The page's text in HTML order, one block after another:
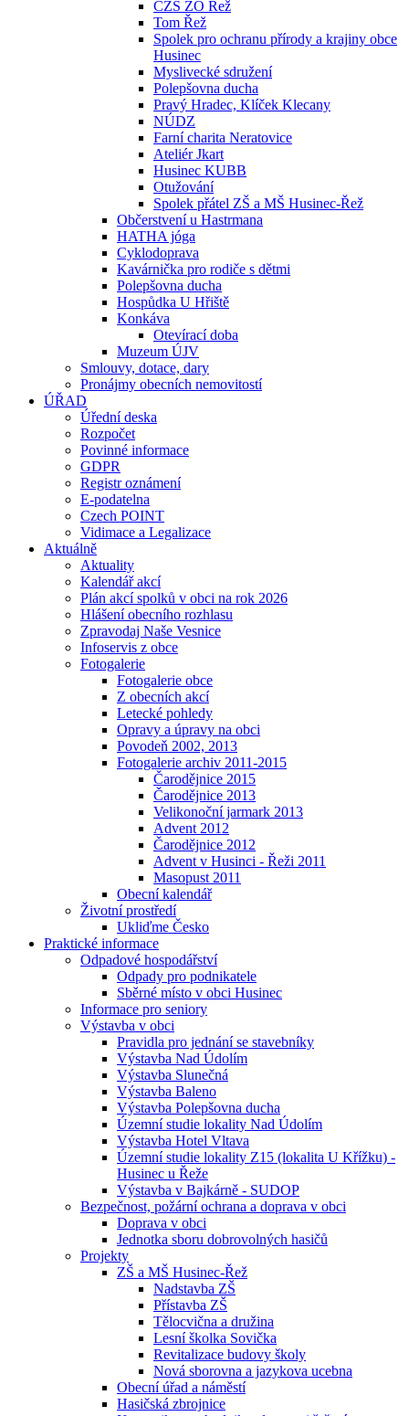
ČZS ZO Řež
Tom Řež
Spolek pro ochranu přírody a krajiny obce
Husinec
Myslivecké sdružení
Polepšovna ducha
Pravý Hradec, Klíček Klecany
NÚDZ
Farní charita Neratovice
Ateliér Jkart
Husinec KUBB
Otužování
Spolek přátel ZŠ a MŠ Husinec-Řež
Občerstvení u Hastrmana
HATHA jóga
Cyklodoprava
Kavárnička pro rodiče s dětmi
Polepšovna ducha
Hospůdka U Hřiště
Konkáva
Otevírací doba
Muzeum ÚJV
Smlouvy, dotace, dary
Pronájmy obecních nemovitostí
ÚŘAD
Úřední deska
Rozpočet
Povinné informace
GDPR
Registr oznámení
E-podatelna
Czech POINT
Vidimace a Legalizace
Aktuálně
Aktuality
Kalendář akcí
Plán akcí spolků v obci na rok 2026
Hlášení obecního rozhlasu
Zpravodaj Naše Vesnice
Infoservis z obce
Fotogalerie
Fotogalerie obce
Z obecních akcí
Letecké pohledy
Opravy a úpravy na obci
Povodeň 2002, 2013
Fotogalerie archiv 2011-2015
Čarodějnice 2015
Čarodějnice 2013
Velikonoční jarmark 2013
Advent 2012
Čarodějnice 2012
Advent v Husinci - Řeži 2011
Masopust 2011
Obecní kalendář
Životní prostředí
Ukliďme Česko
Praktické informace
Odpadové hospodářství
Odpady pro podnikatele
Sběrné místo v obci Husinec
Informace pro seniory
Výstavba v obci
Pravidla pro jednání se stavebníky
Výstavba Nad Údolím
Výstavba Slunečná
Výstavba Baleno
Výstavba Polepšovna ducha
Územní studie lokality Nad Údolím
Výstavba Hotel Vltava
Územní studie lokality Z15 (lokalita U Křížku) -
Husinec u Řeže
Výstavba v Bajkárně - SUDOP
Bezpečnost, požární ochrana a doprava v obci
Doprava v obci
Jednotka sboru dobrovolných hasičů
Projekty
ZŠ a MŠ Husinec-Řež
Nadstavba ZŠ
Přístavba ZŠ
Tělocvična a družina
Lesní školka Sovička
Revitalizace budovy školy
Nová sborovna a jazykova ucebna
Obecní úřad a náměstí
Hasičská zbrojnice